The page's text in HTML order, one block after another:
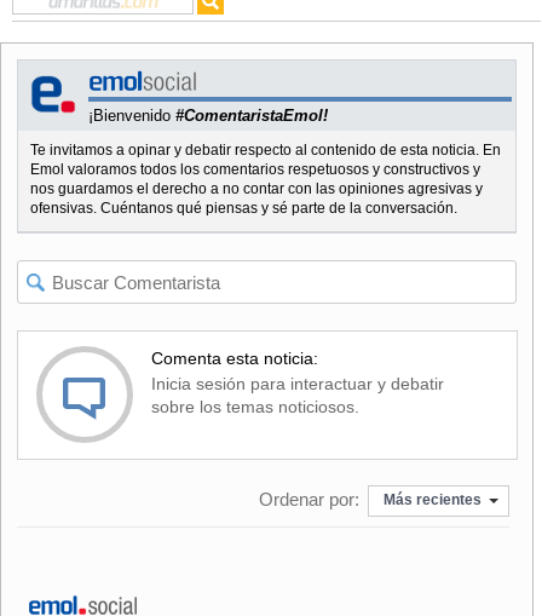
¡Bienvenido #ComentaristaEmol!
Te invitamos a opinar y debatir respecto al contenido de esta noticia. En
Emol valoramos todos los comentarios respetuosos y constructivos y
nos guardamos el derecho a no contar con las opiniones agresivas y
ofensivas. Cuéntanos qué piensas y sé parte de la conversación.
Comenta esta noticia:
Inicia sesión para interactuar y debatir
sobre los temas noticiosos.
Ordenar por: Más recientes